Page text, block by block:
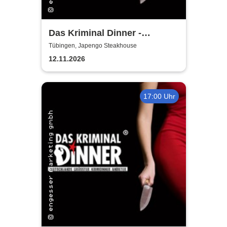
Das Kriminal Dinner -
Tödliche Vergangenheit
Tübingen, Japengo Steakhouse
12.11.2026
17:00 Uhr